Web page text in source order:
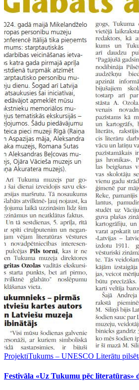
ProjektiTukums – UNESCO Literātu
Festivāla «Uz Tukumu pēc literatūras»